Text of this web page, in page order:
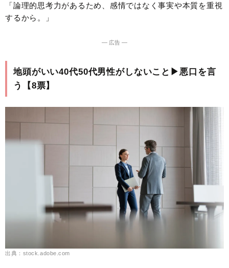
「論理的思考力があるため、感情ではなく事実や本質を重視
するから。」
― 広告 ―
地頭がいい40代50代男性がしないこと▶︎悪口を言
う【8票】
出典：stock.adobe.com